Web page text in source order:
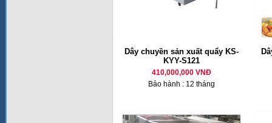
Dây chuyền sản xuất quẩy KS-
KYY-S121
410,000,000 VNĐ
Bảo hành : 12 tháng